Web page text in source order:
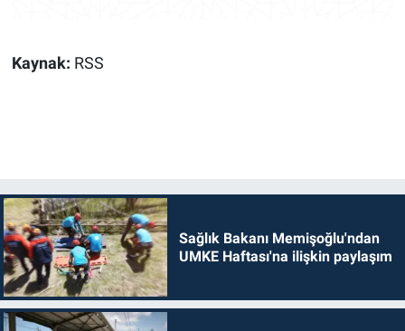
Kaynak: RSS
Sağlık Bakanı Memişoğlu'ndan
UMKE Haftası'na ilişkin paylaşım